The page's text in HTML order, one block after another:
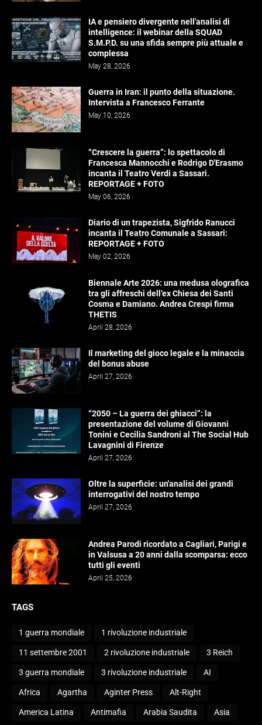
IA e pensiero divergente nell'analisi di
intelligence: il webinar della SQUAD
S.M.P.D. su una sfida sempre più attuale e
complessa
May 28, 2026
Guerra in Iran: il punto della situazione.
Intervista a Francesco Ferrante
May 10, 2026
“Crescere la guerra”: lo spettacolo di
Francesca Mannocchi e Rodrigo D'Erasmo
incanta il Teatro Verdi a Sassari.
REPORTAGE + FOTO
May 06, 2026
Diario di un trapezista, Sigfrido Ranucci
incanta il Teatro Comunale a Sassari:
REPORTAGE + FOTO
May 02, 2026
Biennale Arte 2026: una medusa olografica
tra gli affreschi dell’ex Chiesa dei Santi
Cosma e Damiano. Andrea Crespi firma
THETIS
April 28, 2026
Il marketing del gioco legale e la minaccia
del bonus abuse
April 27, 2026
“2050 – La guerra dei ghiacci”: la
presentazione del volume di Giovanni
Tonini e Cecilia Sandroni al The Social Hub
Lavagnini di Firenze
April 27, 2026
Oltre la superficie: un'analisi dei grandi
interrogativi del nostro tempo
April 27, 2026
Andrea Parodi ricordato a Cagliari, Parigi e
in Valsusa a 20 anni dalla scomparsa: ecco
tutti gli eventi
April 25, 2026
TAGS
1 guerra mondiale 1 rivoluzione industriale
11 settembre 2001 2 rivoluzione industriale 3 Reich
3 guerra mondiale 3 rivoluzione industriale AI
Africa Agartha Aginter Press Alt-Right
America Latina Antimafia Arabia Saudita Asia